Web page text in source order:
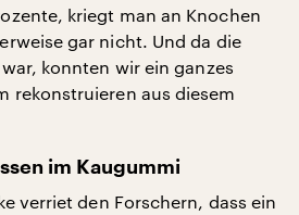
kriegt man an Knochen
gar nicht. Und da die
konnten wir ein ganzes
rekonstruieren aus diesem
im Kaugummi
verriet den Forschern, dass ein